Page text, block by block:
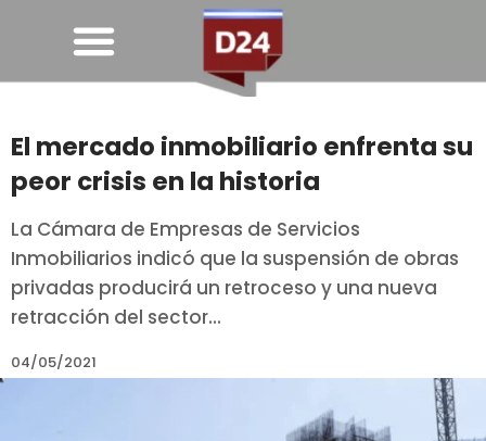
El mercado inmobiliario enfrenta su
peor crisis en la historia
La Cámara de Empresas de Servicios
Inmobiliarios indicó que la suspensión de obras
privadas producirá un retroceso y una nueva
retracción del sector...
04/05/2021